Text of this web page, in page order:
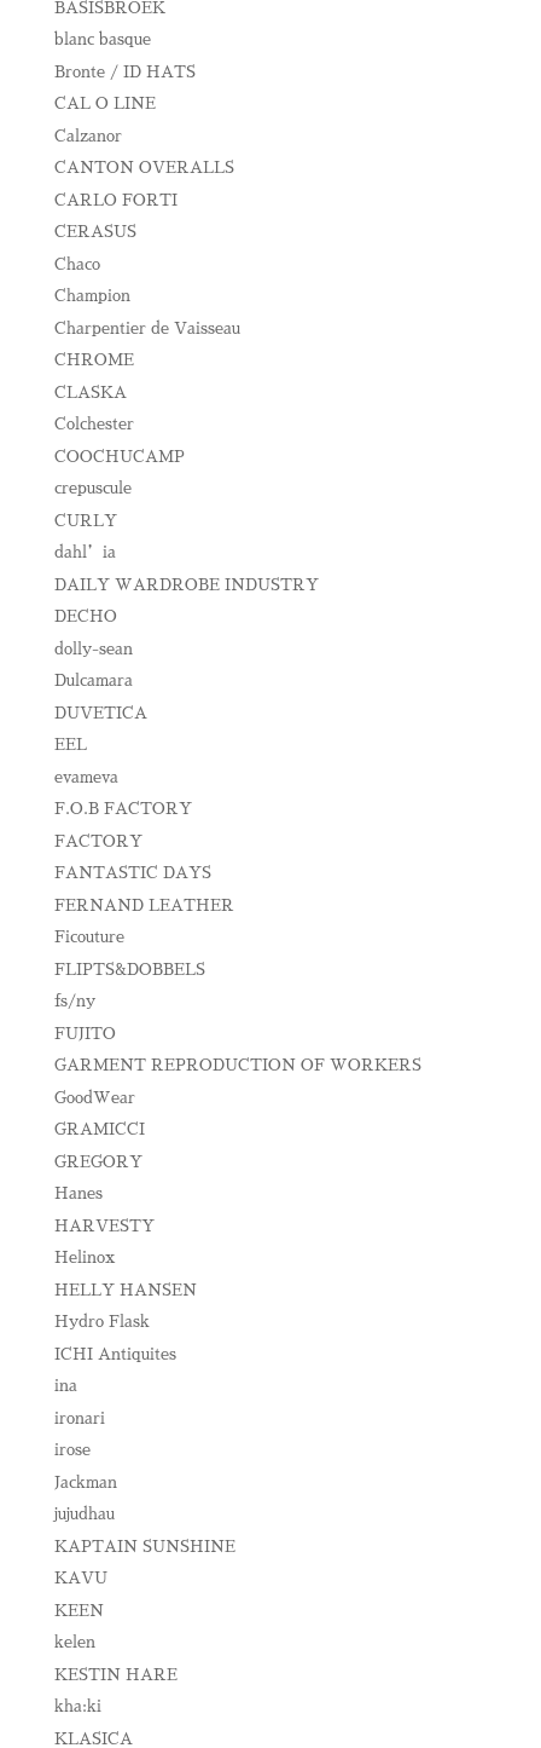
BASISBROEK
blanc basque
Bronte / ID HATS
CAL O LINE
Calzanor
CANTON OVERALLS
CARLO FORTI
CERASUS
Chaco
Champion
Charpentier de Vaisseau
CHROME
CLASKA
Colchester
COOCHUCAMP
crepuscule
CURLY
dahl’ia
DAILY WARDROBE INDUSTRY
DECHO
dolly-sean
Dulcamara
DUVETICA
EEL
evameva
F.O.B FACTORY
FACTORY
FANTASTIC DAYS
FERNAND LEATHER
Ficouture
FLIPTS&DOBBELS
fs/ny
FUJITO
GARMENT REPRODUCTION OF WORKERS
GoodWear
GRAMICCI
GREGORY
Hanes
HARVESTY
Helinox
HELLY HANSEN
Hydro Flask
ICHI Antiquites
ina
ironari
irose
Jackman
jujudhau
KAPTAIN SUNSHINE
KAVU
KEEN
kelen
KESTIN HARE
kha:ki
KLASICA